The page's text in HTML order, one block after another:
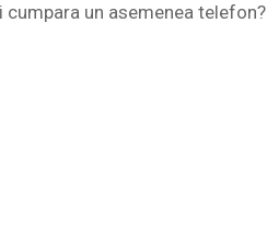
un asemenea telefon?